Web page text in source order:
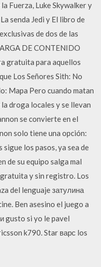
Fuerza, Luke Skywalker y
senda Jedi y El libro de
de dos de las
DE CONTENIDO
gratuita para aquellos
Los Señores Sith: No
Mapa Pero cuando matan
droga locales y se llevan
se convierte en el
solo tiene una opción:
sigue los pasos, ya sea de
de su equipo salga mal
gratuita y sin registro. Los
del lenguaje затулина
Ben asesino el juego a
gusto si yo le pavel
k790. Star варс los